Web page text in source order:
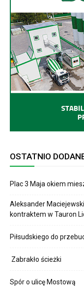
OSTATNIO
Plac 3 Maja okiem
Aleksander
kontraktem w Tauron
Piłsudskiego do
Zabrakło ścieżki
Spór o ulicę Mostową